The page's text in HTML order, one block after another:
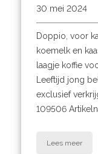
30 mei 2024
Doppio, voor
koemelk en
laagje koffie
Leeftijd jong
exclusief
109506
Lees meer